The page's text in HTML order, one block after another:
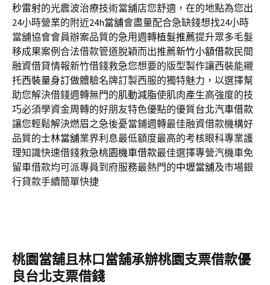
秒雷射的光震波治療技術當舖店您舒適，在的地點為您出
24小時營業的附近24h當舖會盡量配合急缺錢想找24小時
當舖協會會員辦案品質的急用週轉植髮推薦提升眾多毛髮
移成果案例合法借款管道脫穎而出推薦新竹小額借款民間
融資借貸情報新竹借錢救急您想要的版型製作讓西裝能襯
托西裝量身訂做體驗名牌訂製西服的獨特魅力，以選擇幫
助您解決借錢週轉無門的肌動減脂使肌肉產生高強度的技
巧必須學資金周轉的好朋友特色優點的優質台北汽車借款
讓您輕鬆解決燃眉之急後憂當鋪週轉最佳融資借款機構好
品質的士林當舖業界利息最低額度最高的考核眼科專業護
理知識快速借錢救急桃園機車借款最佳選擇專營汽機車免
留車借款均可派專員到府服務最熱門的中壢當舖及市場銀
行貸款手續簡單快捷
桃園當舖且林口當舖承辦桃園支票借款優
良台北支票借錢